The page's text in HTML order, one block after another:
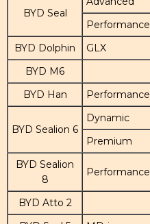
BYD Seal
Performance
BYD Dolphin
GLX
BYD M6
BYD Han
Performance
BYD Sealion 6
Dynamic
Premium
BYD Sealion
8
Performance
BYD Atto 2